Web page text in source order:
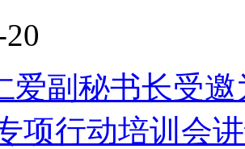
爱副秘书长受
项行动培训会